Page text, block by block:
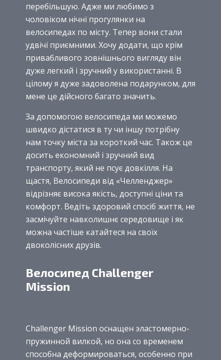
перебільшую. Адже ми любимо з
чоловіком нічні прогулянки на
велосипедах по місту. Тепер вони стали
удвічі приємними. Хочу додати, що крім
привабливого зовнішнього вигляду він
дуже легкий і зручний у використанні. В
цілому я дуже задоволена подарунком, для
мене це дійсного багато значить.
За допомогою велосипеда ми можемо
швидко дістатися в ту чи іншу потрібну
нам точку міста за короткий час. Також це
досить економний і зручний вид
транспорту, який не псує довкілля. На
щастя, Велосипеди від «Челленджер»
відрізняє висока якість, доступні ціни та
комфорт. Ведіть здоровий спосіб життя, не
засмічуйте навколишнє середовище і як
можна частіше катайтеся на своїх
двоколісних друзів.
Велосипед Challenger
Mission
Challenger Mission оснащен эластомерно-
пружинной вилкой, но она со временем
способна деформироваться, особенно при